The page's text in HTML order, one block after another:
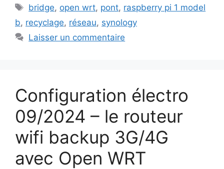
Mots-
bridge, open wrt, pont, raspberry pi 1 model
b, recyclage, réseau, synology
Laisser un commentaire
Configuration électro
09/2024 – le routeur
wifi backup 3G/4G
avec Open WRT